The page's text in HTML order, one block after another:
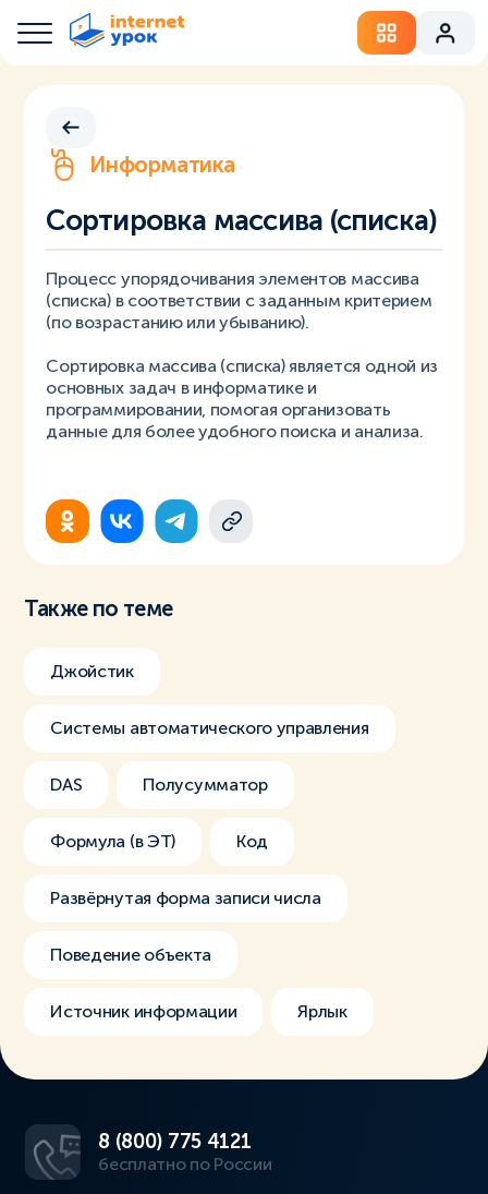
Информатика
Сортировка массива (списка)
Процесс упорядочивания элементов массива
(списка) в соответствии с заданным критерием
(по возрастанию или убыванию).
Сортировка массива (списка) является одной из
основных задач в информатике и
программировании, помогая организовать
данные для более удобного поиска и анализа.
Также по теме
Джойстик
Системы автоматического управления
DAS Полусумматор
Формула (в ЭТ) Код
Развёрнутая форма записи числа
Поведение объекта
Источник информации Ярлык
8 (800) 775 4121
бесплатно по России